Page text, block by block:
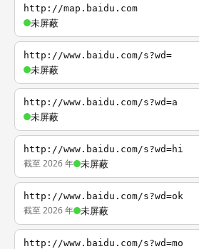
http://map.baidu.com
未屏蔽
http://www.baidu.com/s?wd=
未屏蔽
http://www.baidu.com/s?wd=a
未屏蔽
http://www.baidu.com/s?wd=hi
截至 2026 年 未屏蔽
http://www.baidu.com/s?wd=ok
截至 2026 年 未屏蔽
http://www.baidu.com/s?wd=mo